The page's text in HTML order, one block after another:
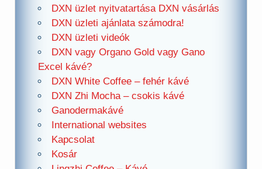
DXN üzlet nyitvatartása DXN vásárlás
DXN üzleti ajánlata számodra!
DXN üzleti videók
DXN vagy Organo Gold vagy Gano
Excel kávé?
DXN White Coffee – fehér kávé
DXN Zhi Mocha – csokis kávé
Ganodermakávé
International websites
Kapcsolat
Kosár